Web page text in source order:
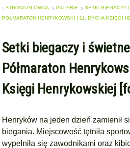
STRONA GŁÓWNA GALERIE
SETKI BIEGACZY
PÓŁMARATON HENRYKOWSKI I 11. DYCHA KSIĘGI
Setki biegaczy i
Półmaraton
Księgi Henrykowskiej
Henryków na jeden dzień zamienił
biegania. Miejscowość tętniła
wypełniła się zawodnikami oraz